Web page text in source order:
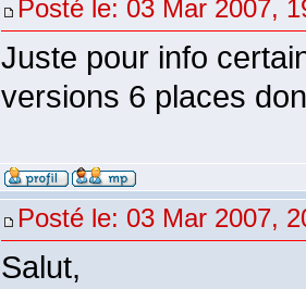
Posté le: 03 Mar 2007,
Juste pour info
versions 6 places
Posté le: 03 Mar 2007,
Salut,